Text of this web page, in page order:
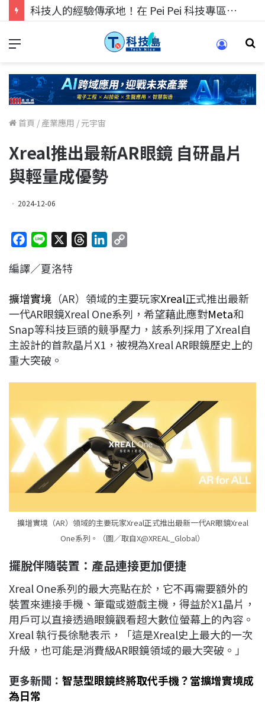
科技人的經驗傳承地！在 Pei Pei 科技專區，與學弟妹交流最硬核的技術
首頁 / 產業應用 / 元宇宙
Xreal推出最新AR眼鏡 自研晶片
與輕量成優勢
2024-12-06
c
b
o
o
k
n
a
d
s
e
d
I
n
L
i
n
k
編譯／夏洛特
擴增實境 （AR）領域的主要玩家Xreal正式推出最新
一代AR眼鏡Xreal One系列，希望藉此應對Meta和
Snap等科技巨頭的競爭壓力，該系列採用了Xreal自
主設計的首款晶片X1，被視為Xreal AR眼鏡歷史上的
重大突破。
擴增實境（AR）領域的主要玩家Xreal正式推出最新一代AR眼鏡Xreal
One系列。（圖／取自X@XREAL_Global）
擺脫伴隨裝置：產品連接更加便捷
Xreal One系列的最大亮點在於，它不再需要額外的
裝置來連接手機、筆電或遊戲主機，得益於X1晶片，
用戶可以直接透過眼鏡觀看超大數位螢幕上的內容。
Xreal 執行長徐馳表示，「這是Xreal史上最大的一次
升級，也可能是消費級AR眼鏡領域的最大突破。」
更多新聞： 智慧型眼鏡終將取代手機？當擴增實境成
為日常